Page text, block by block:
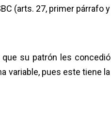
(arts. 27, primer párrafo y
su patrón les concedió
variable, pues este tiene la